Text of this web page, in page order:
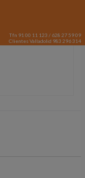
Tfn 91 00 11 123 / 628 27 59 09
Clientes Valladolid 983 296 314